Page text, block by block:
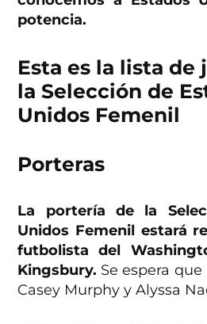
potencia.
Esta es la lista de
la Selección de
Unidos Femenil
Porteras
La portería de la
Unidos Femenil estará
futbolista del
Kingsbury. Se espera
Casey Murphy y Alyssa